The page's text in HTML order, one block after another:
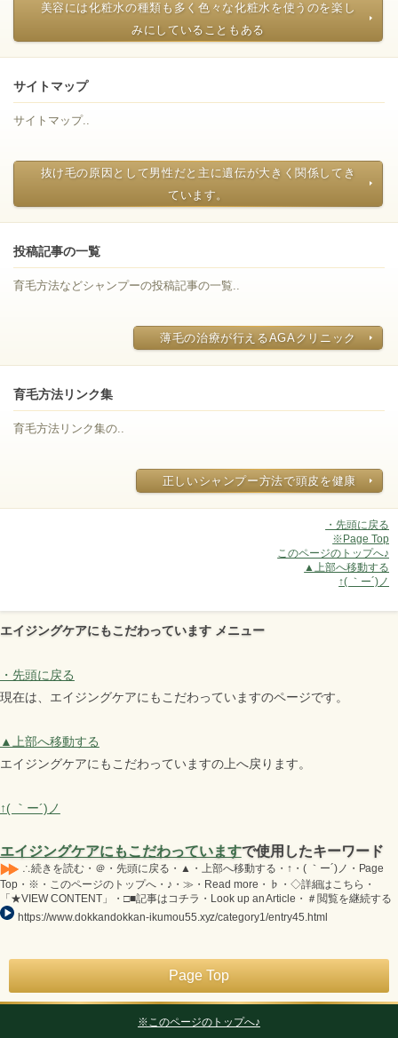
美容には化粧水の種類も多く色々な化粧水を使うのを楽し
みにしていることもある
サイトマップ
サイトマップ..
抜け毛の原因として男性だと主に遺伝が大きく関係してき
ています。
投稿記事の一覧
育毛方法などシャンプーの投稿記事の一覧..
薄毛の治療が行えるAGAクリニック
育毛方法リンク集
育毛方法リンク集の..
正しいシャンプー方法で頭皮を健康
・先頭に戻る
※Page Top
このページのトップへ♪
▲上部へ移動する
↑( ｀ー´)ノ
エイジングケアにもこだわっています メニュー
・先頭に戻る
現在は、エイジングケアにもこだわっていますのページです。
▲上部へ移動する
エイジングケアにもこだわっていますの上へ戻ります。
↑( ｀ー´)ノ
エイジングケアにもこだわっていますで使用したキーワード
∴続きを読む・＠・先頭に戻る・▲・上部へ移動する・↑・( ｀ー´)ノ・Page
Top・※・このページのトップへ・♪・≫・Read more・♭・◇詳細はこちら・
「★VIEW CONTENT」・□■記事はコチラ・Look up an Article・＃閲覧を継続する
https://www.dokkandokkan-ikumou55.xyz/category1/entry45.html
Page Top
※このページのトップへ♪